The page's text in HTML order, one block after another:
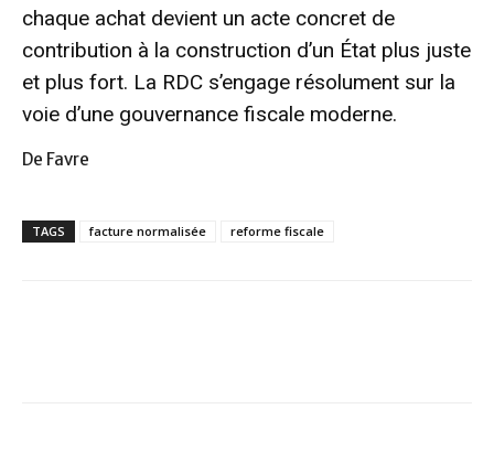
chaque achat devient un acte concret de
contribution à la construction d’un État plus juste
et plus fort. La RDC s’engage résolument sur la
voie d’une gouvernance fiscale moderne.
De Favre
TAGS facture normalisée reforme fiscale